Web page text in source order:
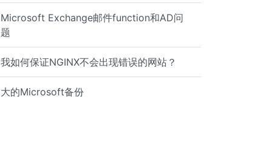
Microsoft Exchange邮件function和AD问
题
我如何保证NGINX不会出现错误的网站？
大的Microsoft备份